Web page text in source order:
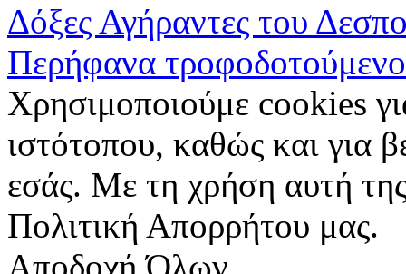
Δόξες Αγήραντες του
Περήφανα
Χρησιμοποιούμε cookies
ιστότοπου, καθώς και για
εσάς. Με τη χρήση αυτή
Πολιτική Απορρήτου μας.
Αποδοχή Όλων